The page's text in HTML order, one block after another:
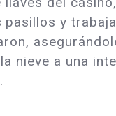
y
nieve a una